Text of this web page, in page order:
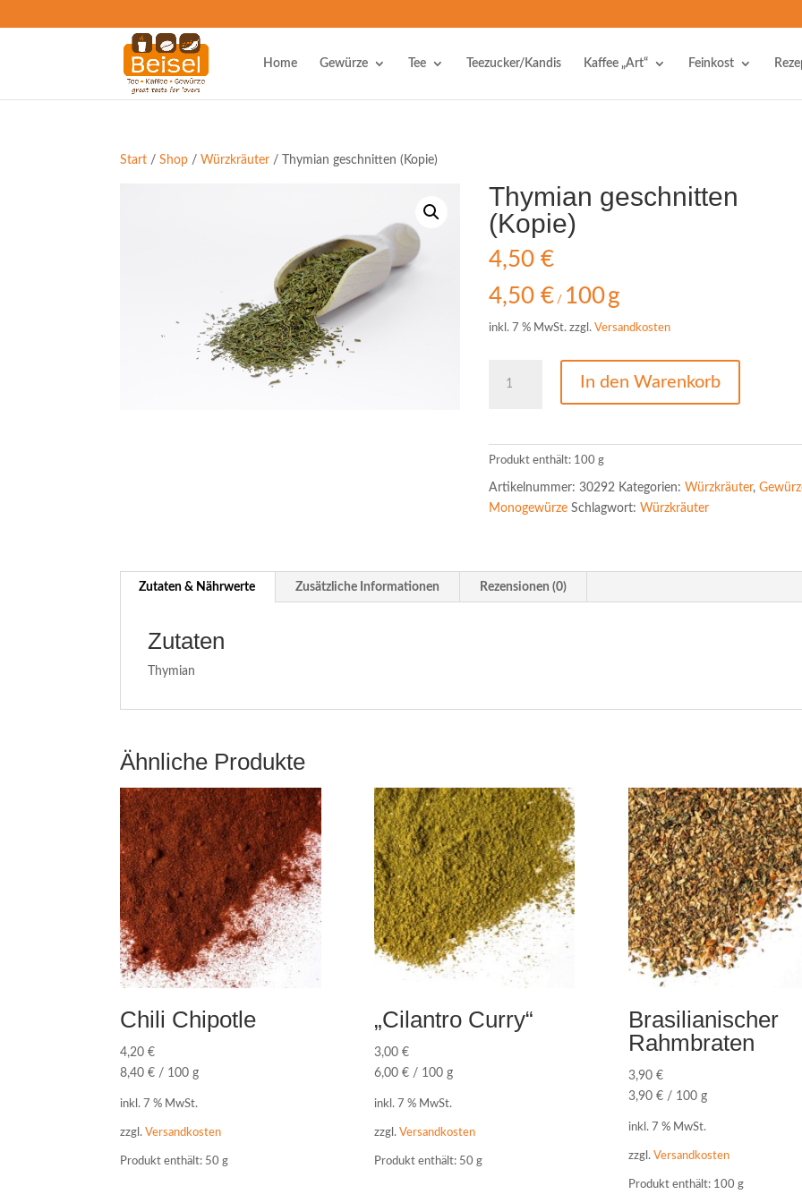
Home Gewürze Tee Teezucker/Kandis Kaffee „Art“ Feinkost
Start /Shop / Würzkräuter / Thymian geschnitten (Kopie)
Thymian geschnitten
(Kopie)
4,50€
4,50€ / 100g
inkl. 7 % MwSt. zzgl.Versandkosten
geschnitten
In den Warenkorb
Produkt enthält: 100g
Artikelnummer:30292 Kategorien: Würzkräuter,
Monogewürze Schlagwort: Würzkräuter
Zutaten & Nährwerte Zusätzliche Informationen Rezensionen (0)
Zutaten
Thymian
Ähnliche Produkte
Chili Chipotle
4,20€
8,40€ / 100 g
inkl. 7 % MwSt.
zzgl.Versandkosten
Produkt enthält: 50g
„Cilantro Curry“
3,00 €
6,00 €/ 100 g
inkl. 7 % MwSt.
zzgl. Versandkosten
Produkt enthält: 50 g
Brasilianischer
Rahmbraten
3,90 €
3,90 €/ 100 g
inkl. 7 % MwSt.
zzgl. Versandkosten
Produkt enthält: 100 g